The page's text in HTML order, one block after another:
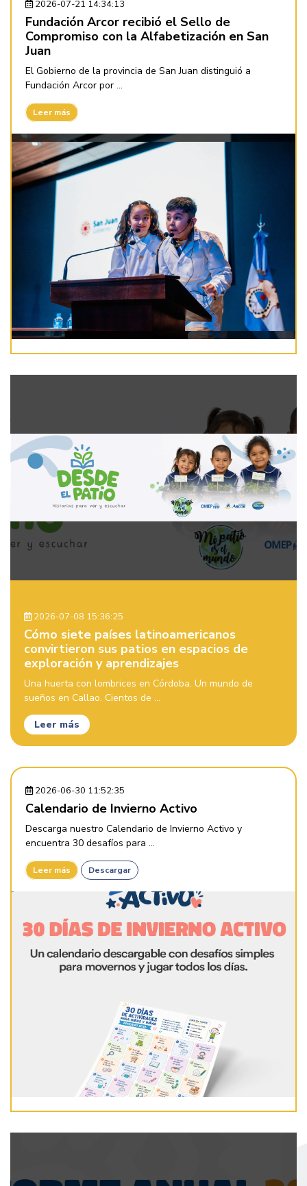
2026-07-21 14:34:13
Fundación Arcor recibió el Sello de
Compromiso con la Alfabetización en San
Juan
El Gobierno de la provincia de San Juan distinguió a
Fundación Arcor por ...
Leer más
2026-07-08 15:36:25
Cómo siete países latinoamericanos
convirtieron sus patios en espacios de
exploración y aprendizajes
Una huerta con lombrices en Córdoba. Un mundo de
sueños en Callao. Cientos de ...
Leer más
2026-06-30 11:52:35
Calendario de Invierno Activo
Descarga nuestro Calendario de Invierno Activo y
encuentra 30 desafíos para ...
Leer más Descargar